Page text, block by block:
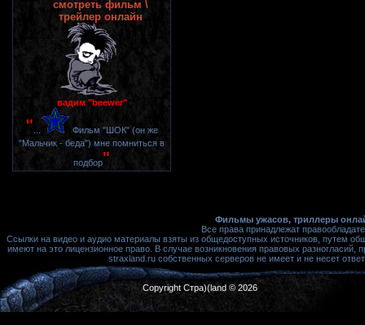
смотреть фильм \
трейлер онлайн
вадим "beewer"
"
Фильм "ШОК" (он же
"Мальчик - беда") мне помниться в
подбор"
Фильмы ужасов, триллеры
Все права принадлежат
Ссылки на видео и аудио материалы взяты из общедоступных источников, путем
имеют на это лицензионное право. В случае возникновения правовых
straxland.ru собственных серверов не имеет и не несет
Copyright Стра)(land © 2026